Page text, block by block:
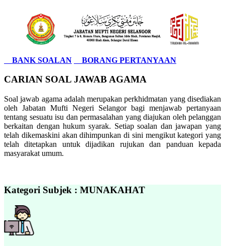
BANK SOALAN BORANG PERTANYAAN
CARIAN SOAL JAWAB AGAMA
Soal jawab agama adalah merupakan perkhidmatan yang disediakan
oleh Jabatan Mufti Negeri Selangor bagi menjawab pertanyaan
tentang sesuatu isu dan permasalahan yang diajukan oleh pelanggan
berkaitan dengan hukum syarak. Setiap soalan dan jawapan yang
telah dikemaskini akan dihimpunkan di sini mengikut kategori yang
telah ditetapkan untuk dijadikan rujukan dan panduan kepada
masyarakat umum.
Kategori Subjek : MUNAKAHAT